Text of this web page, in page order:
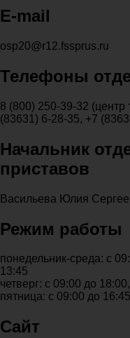
E-mail
osp20@r12.fssprus.ru
Телефоны
8 (800) 250-39-32
(83631) 6-28-35, +7
Начальник
приставов
Васильева Юлия
Режим работы
понедельник-среда: с
13:45
четверг: с 09:00 до
пятница: с 09:00 до
Сайт